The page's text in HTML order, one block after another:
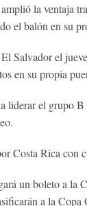
la ventaja
el balón en su
Salvador el
en su propia
liderar el grupo
Costa Rica con
un boleto a la
a la